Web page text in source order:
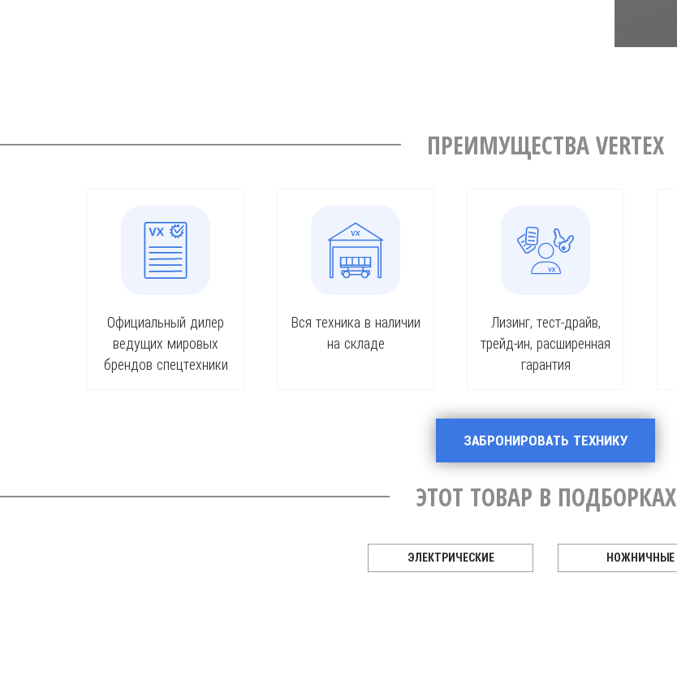
ПРЕИМУЩЕСТВА VERTEX
Официальный дилер
ведущих мировых
брендов спецтехники
Вся техника в наличии
на складе
Лизинг, тест-драйв,
трейд-ин, расширенная
гарантия
ЗАБРОНИРОВАТЬ ТЕХНИКУ
ЭТОТ ТОВАР В ПОДБОРКАХ
ЭЛЕКТРИЧЕСКИЕ НОЖНИЧНЫЕ